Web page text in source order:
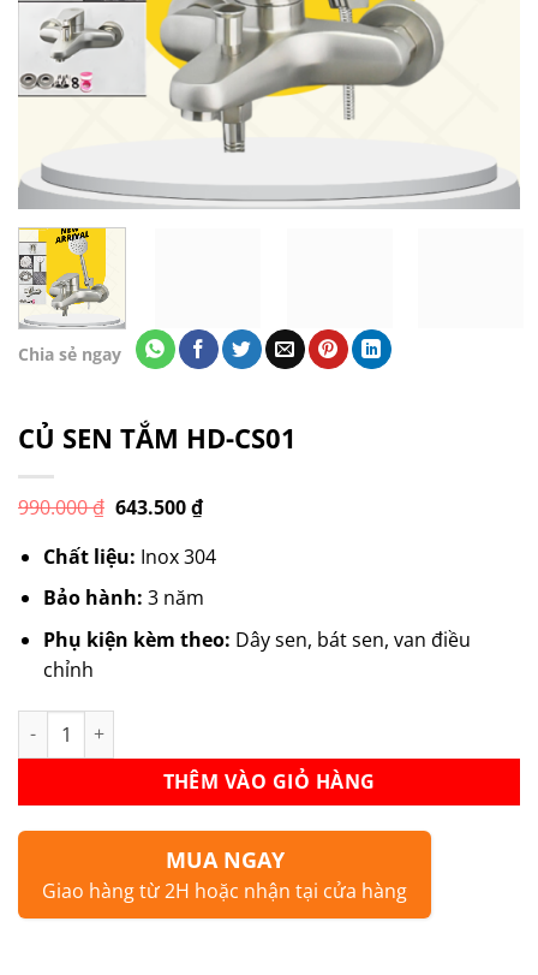
Chia sẻ ngay
CỦ SEN TẮM HD-CS01
990.000₫ Giá
là:
990.000 ₫.
643.500₫Giá
hiện
tại
là:
Chất liệu: Inox 304
Bảo hành: 3 năm
Phụ kiện kèm theo: Dây sen, bát sen, van điều
chỉnh
Củ Sen Tắm HD-CS01 số lượng
THÊM VÀO GIỎ HÀNG
MUA NGAY
Giao hàng từ 2H hoặc nhận tại cửa hàng